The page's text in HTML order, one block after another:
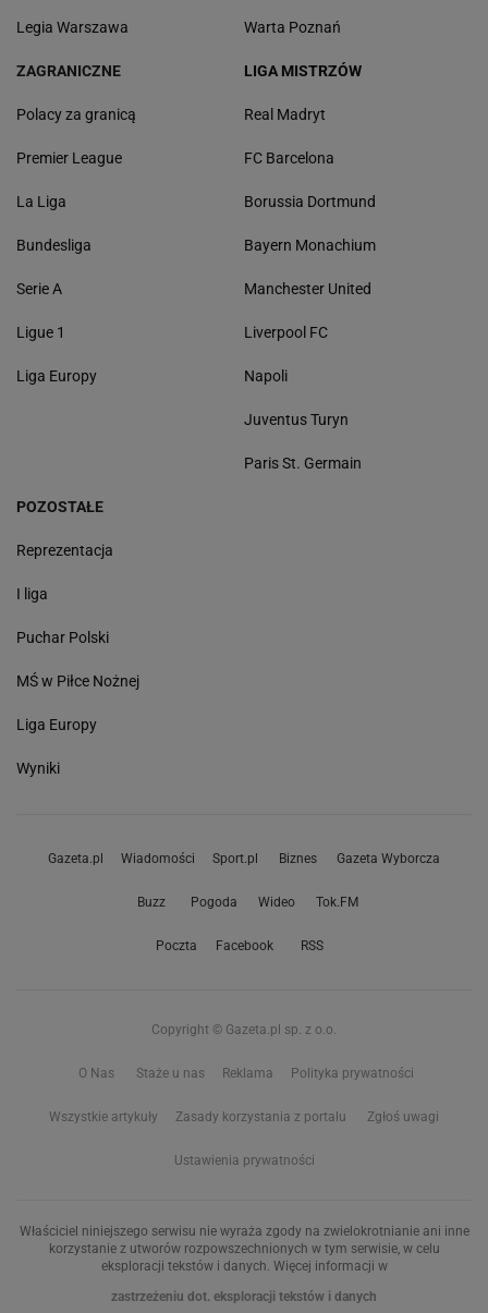
Legia Warszawa Warta Poznań
ZAGRANICZNE
Polacy za granicą
Premier League
La Liga
Bundesliga
Serie A
Ligue 1
Liga Europy
LIGA MISTRZÓW
Real Madryt
FC Barcelona
Borussia Dortmund
Bayern Monachium
Manchester United
Liverpool FC
Napoli
Juventus Turyn
Paris St. Germain
POZOSTAŁE
Reprezentacja
I liga
Puchar Polski
MŚ w Piłce Nożnej
Liga Europy
Wyniki
Gazeta.pl Wiadomości Sport.pl Biznes Gazeta Wyborcza
Buzz Pogoda Wideo Tok.FM
Poczta Facebook RSS
Copyright © Gazeta.pl sp. z o.o.
O Nas Staże u nas Reklama Polityka prywatności
Wszystkie artykuły Zasady korzystania z portalu Zgłoś uwagi
Ustawienia prywatności
Właściciel niniejszego serwisu nie wyraża zgody na zwielokrotnianie ani inne
korzystanie z utworów rozpowszechnionych w tym serwisie, w celu
eksploracji tekstów i danych. Więcej informacji w
zastrzeżeniu dot. eksploracji tekstów i danych